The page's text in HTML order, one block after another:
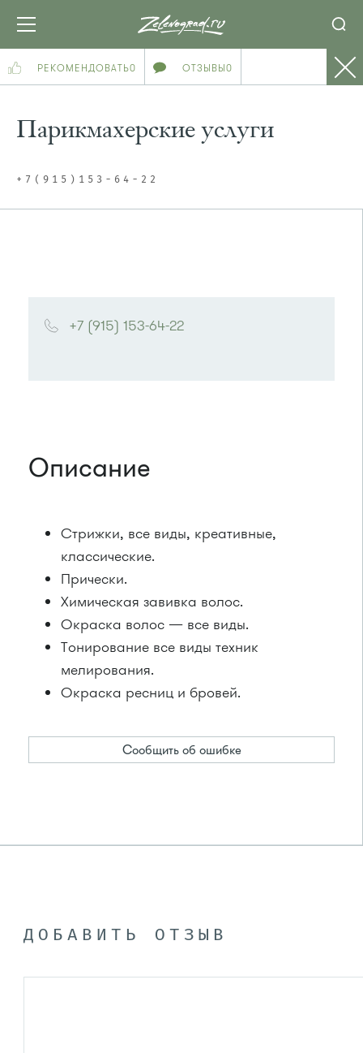
РЕКОМЕНДОВАТЬ0 ОТЗЫВЫ0
Парикмахерские услуги
+7(915)153-64-22
+7 (915) 153-64-22
Описание
Стрижки, все виды, креативные,
классические.
Прически.
Химическая завивка волос.
Окраска волос — все виды.
Тонирование все виды техник
мелирования.
Окраска ресниц и бровей.
Сообщить об ошибке
ДОБАВИТЬ ОТЗЫВ